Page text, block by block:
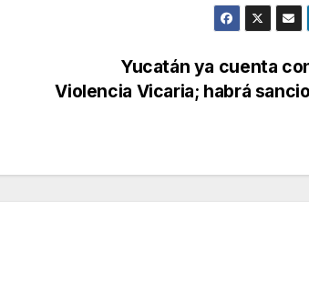
Yucatán ya cuenta
Violencia Vicaria; habrá